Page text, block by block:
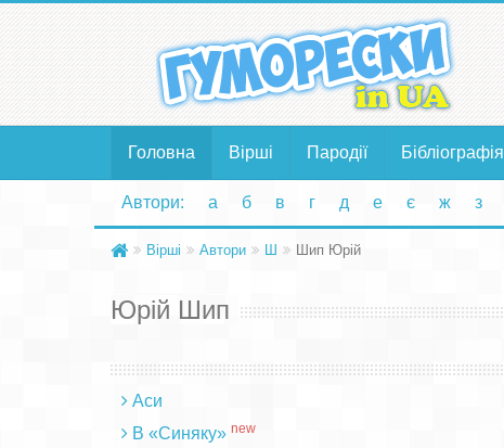
Головна Вірші Пародії Бібліографія
Автори: а б в г д е є ж з
Вірші Автори Ш Шип Юрій
Юрій Шип
Аси
В «Синяку» new